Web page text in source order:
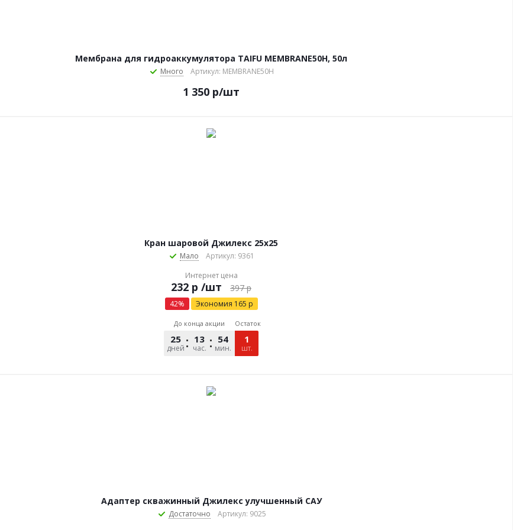
Мембрана для гидроаккумулятора TAIFU MEMBRANE50H, 50л
Много Артикул: MEMBRANE50H
1 350 р/шт
Кран шаровой Джилекс 25х25
Мало
Артикул: 9361
Интернет цена
р /шт 397р
42% Экономия 165 р
До конца акции
25
дней
13
час.
54
мин.
46
сек.
Остаток
1
шт.
Адаптер скважинный Джилекс улучшенный САУ
Достаточно
Артикул: 9025